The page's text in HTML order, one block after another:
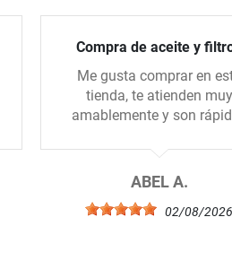
Compra de aceite y
Me gusta comprar en
tienda, te atienden muy
amablemente y son
ABEL A.
02/08/2026